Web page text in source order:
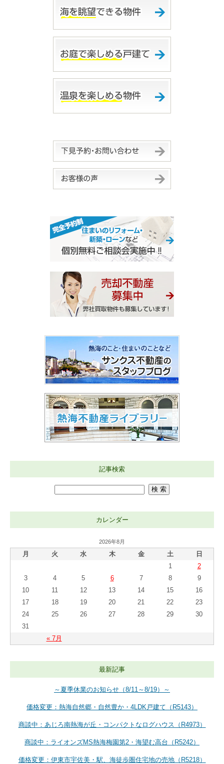
記事検索
カレンダー
2026年8月
月 火 水 木 金 土 日
« 7月
1
2
3
4 5 6 7 8
9
10
11 12 13 14 15
16
17
18 19 20 21 22
23
24
25 26 27 28 29
30
31
最新記事
～夏季休業のお知らせ（8/11～8/19）～
価格変更：熱海自然郷・自然豊か・4LDK戸建て（R5143）
商談中：あじろ南熱海が丘・コンパクトなログハウス（R4973）
商談中：ライオンズMS熱海梅園第2・海望む高台（R5242）
価格変更：伊東市宇佐美・駅、海徒歩圏住宅地の売地（R5218）